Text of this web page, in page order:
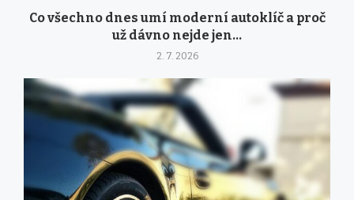
Co všechno dnes umí moderní autoklíč a proč
už dávno nejde jen...
2. 7. 2026